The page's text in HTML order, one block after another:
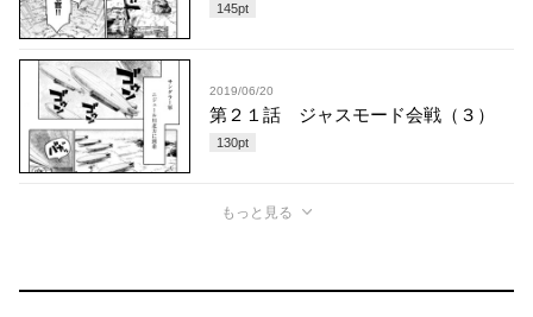
145pt
2019/06/20
第２１話 ジャスモード会戦（３）
130pt
もっと見る